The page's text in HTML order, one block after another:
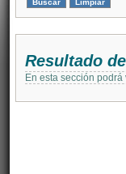
Resultado
En esta sección